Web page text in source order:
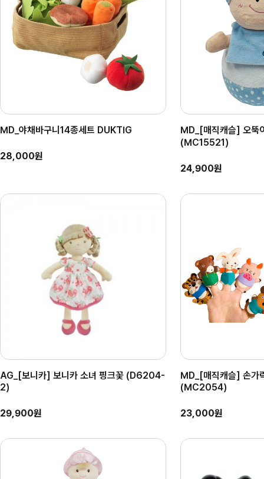
MD_야채바구니14종세트 DUKTIG
28,000원
MD_[매직캐슬] 오
(MC15521)
24,900원
AG_[보니카] 보니카 소녀 핑크꽃 (D6204-
2)
29,900원
MD_[매직캐슬] 손가
(MC2054)
23,000원